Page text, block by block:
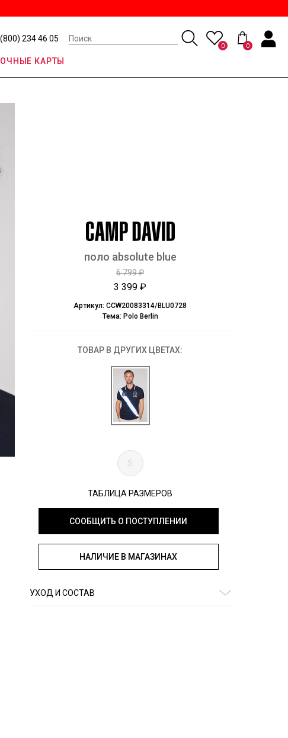
234 46 05
0 0
КАРТЫ
поло absolute blue
6 799 ₽
3 399 ₽
Артикул: CCW20083314/BLU0728
Тема: Polo Berlin
ТОВАР В ДРУГИХ ЦВЕТАХ:
S
ТАБЛИЦА РАЗМЕРОВ
СООБЩИТЬ О ПОСТУПЛЕНИИ
НАЛИЧИЕ В МАГАЗИНАХ
УХОД И СОСТАВ